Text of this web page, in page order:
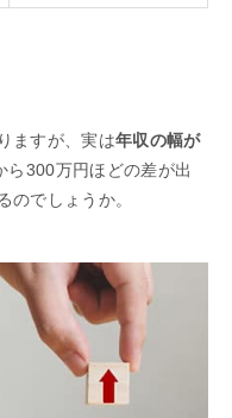
ますが、実は年収の幅が
ら300万円ほどの差が出
のでしょうか。